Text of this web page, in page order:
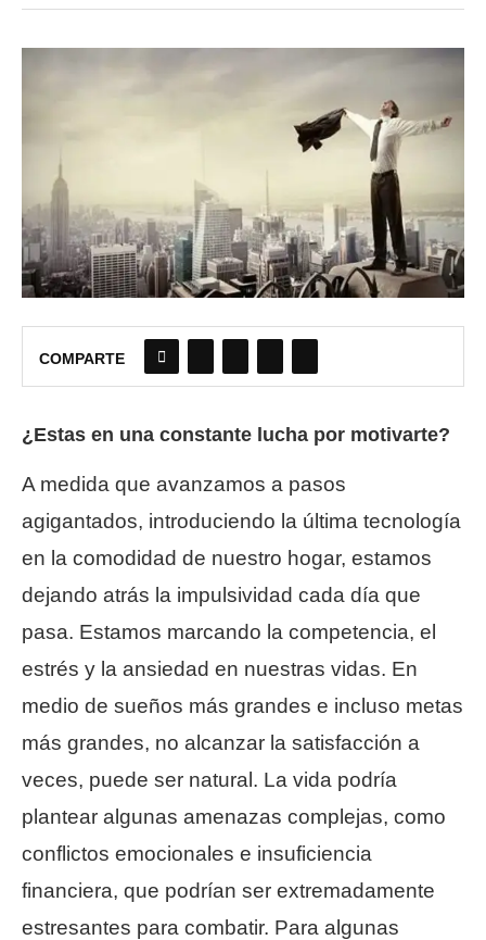
COMPARTE
¿Estas en una constante lucha por motivarte?
A medida que avanzamos a pasos
agigantados, introduciendo la última tecnología
en la comodidad de nuestro hogar, estamos
dejando atrás la impulsividad cada día que
pasa. Estamos marcando la competencia, el
estrés y la ansiedad en nuestras vidas. En
medio de sueños más grandes e incluso metas
más grandes, no alcanzar la satisfacción a
veces, puede ser natural. La vida podría
plantear algunas amenazas complejas, como
conflictos emocionales e insuficiencia
financiera, que podrían ser extremadamente
estresantes para combatir. Para algunas